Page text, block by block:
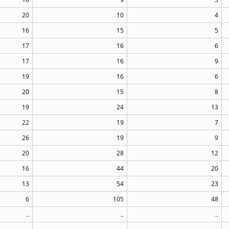
20
10
4
16
15
5
17
16
6
17
16
9
19
16
6
20
15
8
19
24
13
22
19
7
26
19
9
20
28
12
16
44
20
13
54
23
6
105
48
..
..
..